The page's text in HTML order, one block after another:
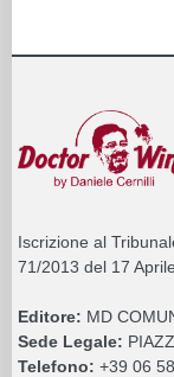
Iscrizione al
71/2013 del 17
Editore: MD
Sede Legale:
Telefono: +39 06